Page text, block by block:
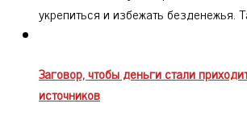
укрепиться и избежать безденежья.
Заговор, чтобы деньги стали
источников